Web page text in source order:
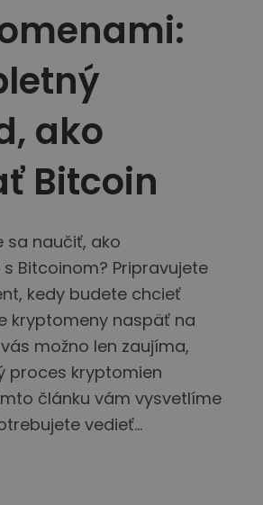
investovania do kryptomien
krypto peňaženka
stratégiu
svoje krypto
pre svoju budúcnosť
investície (DCA)
vašich obľúbených tokenov v reálnom čase
príležitosti
ako
Bitcoin
sa naučiť, ako
Bitcoinom? Pripravujete
kedy budete chcieť
kryptomeny naspäť na
možno len zaujíma,
proces kryptomien
článku vám vysvetlíme
vedieť...